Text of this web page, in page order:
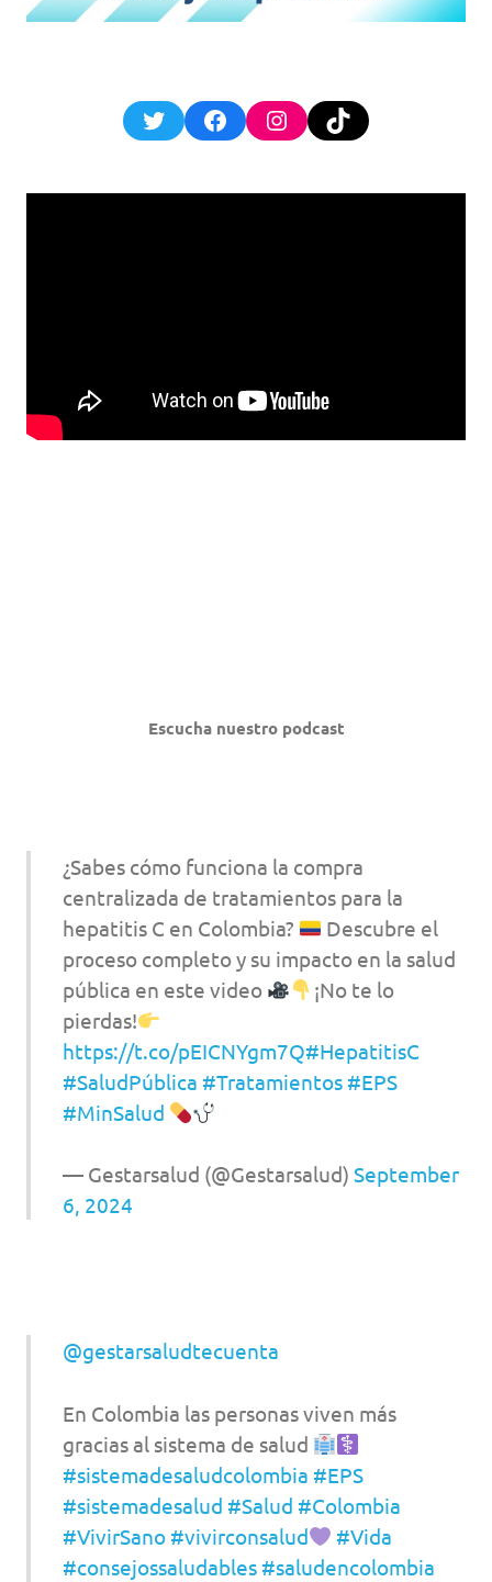
TwitterFacebookInstagram
TikTok
Escucha nuestro podcast
¿Sabes cómo funciona la compra
centralizada de tratamientos para la
hepatitis C en Colombia?
Descubre el
proceso completo y su impacto en la salud
pública en este video
¡No te lo
pierdas!
https://t.co/pEICNYgm7Q#HepatitisC
#SaludPública #Tratamientos #EPS
#MinSalud
— Gestarsalud (@Gestarsalud) September
6, 2024
@gestarsaludtecuenta
En Colombia las personas viven más
gracias al sistema de salud
#sistemadesaludcolombia #EPS
#sistemadesalud #Salud #Colombia
#VivirSano #vivirconsalud
#Vida
#consejossaludables #saludencolombia